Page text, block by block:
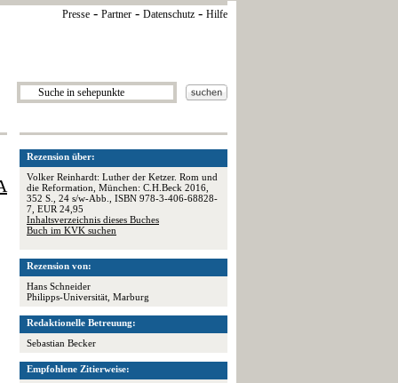
Presse - Partner - Datenschutz - Hilfe
Rezension über:
Volker Reinhardt: Luther der Ketzer. Rom und
die Reformation, München: C.H.Beck 2016,
352 S., 24 s/w-Abb., ISBN 978-3-406-68828-
7, EUR 24,95
Inhaltsverzeichnis dieses Buches
Buch im KVK suchen
Rezension von:
Hans Schneider
Philipps-Universität, Marburg
Redaktionelle Betreuung:
Sebastian Becker
Empfohlene Zitierweise: